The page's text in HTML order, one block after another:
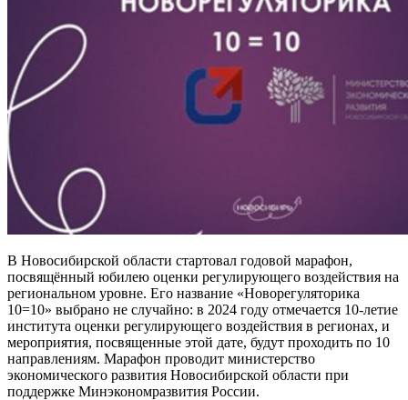
В Новосибирской области стартовал годовой марафон,
посвящённый юбилею оценки регулирующего воздействия на
региональном уровне. Его название «Новорегуляторика
10=10» выбрано не случайно: в 2024 году отмечается 10-летие
института оценки регулирующего воздействия в регионах, и
мероприятия, посвященные этой дате, будут проходить по 10
направлениям. Марафон проводит министерство
экономического развития Новосибирской области при
поддержке Минэкономразвития России.